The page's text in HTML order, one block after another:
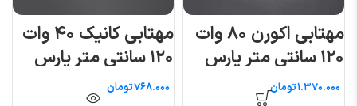
مهتابی اکورن ۸۰ وات
۱۲۰ سانتی متر پارس
شعاع توس
تومان
مهتابی کانیک ۴۰ وات
۱۲۰ سانتی متر پارس
شعاع توس
تومان